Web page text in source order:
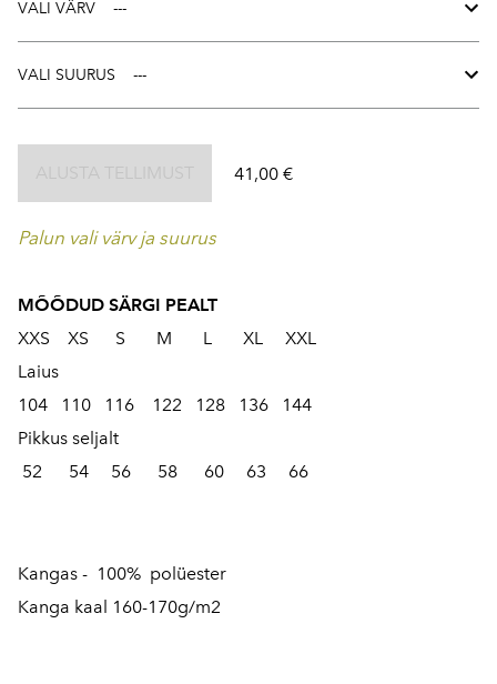
VALI VÄRV
VALI SUURUS
41,00 €
Palun vali värv ja suurus
MÕÕDUD SÄRGI PEALT
XXS XS S M L XL XXL
Laius
104 110 116 122 128 136 144
Pikkus seljalt
52 54 56 58 60 63 66
Kangas - 100% polüester
Kanga kaal 160-170g/m2